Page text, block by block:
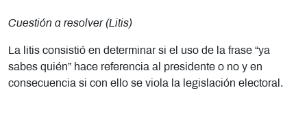
Cuestión a resolver (Litis)
La litis consistió en determinar si el uso de la frase “ya
sabes quién” hace referencia al presidente o no y en
consecuencia si con ello se viola la legislación electoral.